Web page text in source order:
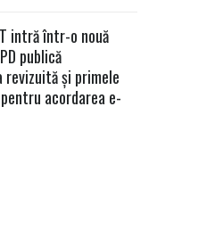
intră într-o nouă
publică
revizuită și primele
acordarea e-